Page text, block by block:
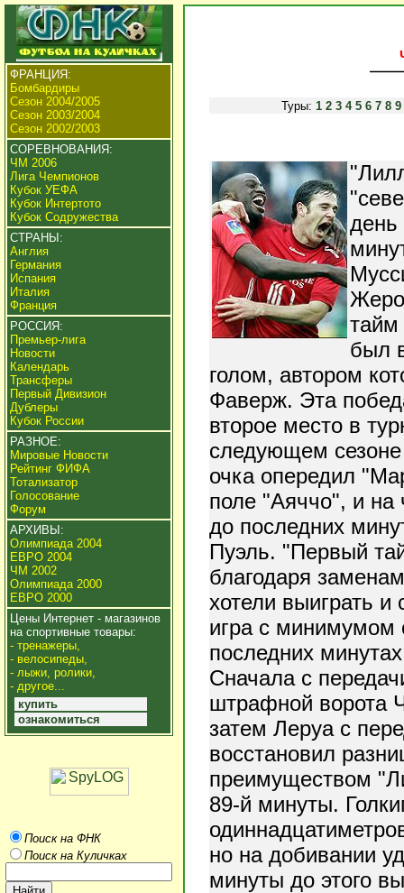
ФРАНЦИЯ:
Бомбардиры
Сезон 2004/2005
Сезон 2003/2004
Сезон 2002/2003
СОРЕВНОВАНИЯ:
ЧМ 2006
Лига Чемпионов
Кубок УЕФА
Кубок Интертото
Кубок Содружества
СТРАНЫ:
Англия
Германия
Испания
Италия
Франция
РОССИЯ:
Премьер-лига
Новости
Календарь
Трансферы
Первый Дивизион
Дублеры
Кубок России
РАЗНОЕ:
Мировые Новости
Рейтинг ФИФА
Тотализатор
Голосование
Форум
АРХИВЫ:
Олимпиада 2004
ЕВРО 2004
ЧМ 2002
Олимпиада 2000
ЕВРО 2000
Цены Интернет - магазинов
на спортивные товары:
- тренажеры,
- велосипеды,
- лыжи, ролики,
- другое...
купить
ознакомиться
Поиск на ФНК
Поиск на Куличках
Туры: 1 2 3 4 5 6 7 8 9
день
тайм
был
голом, автором
Фаверж. Эта
второе место в
следующем
очка опередил
поле "Аяччо", и
до последних
Пуэль. "Первый
благодаря
хотели выиграть
игра с минимумом
последних
Сначала с
штрафной ворота
затем Леруа с
восстановил
преимуществом
89-й минуты.
но на добивании
минуты до этого